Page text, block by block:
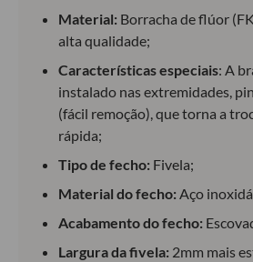
Material: Borracha de flúor
alta qualidade;
Características especiais: A
instalado nas extremidades,
(fácil remoção), que torna a
rápida;
Tipo de fecho: Fivela;
Material do fecho: Aço
Acabamento do fecho:
Largura da fivela: 2mm mais